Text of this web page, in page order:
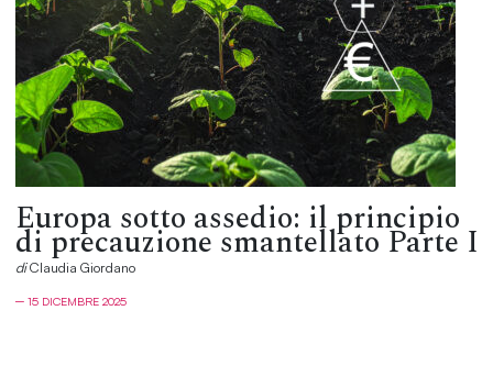
Europa sotto assedio: il principio
di precauzione smantellato Parte I
diClaudia Giordano
─ 15 DICEMBRE 2025